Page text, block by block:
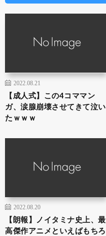
2022.08.21
【成人式】この4コママン
ガ、涙腺崩壊させてきて泣い
たｗｗｗ
2022.08.20
【朗報】ノイタミナ史上、最
高傑作アニメといえばもちろ